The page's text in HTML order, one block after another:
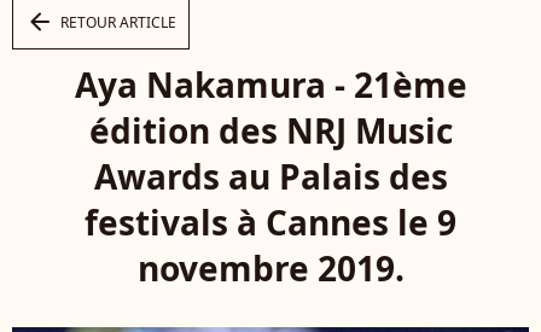
arrow_left RETOUR ARTICLE
Aya Nakamura - 21ème
édition des NRJ Music
Awards au Palais des
festivals à Cannes le 9
novembre 2019.